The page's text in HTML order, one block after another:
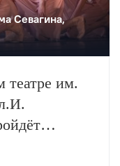
Севагина,
театре им.
балетов